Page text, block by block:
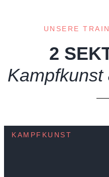
UNSERE
2
KAMPFKUNST